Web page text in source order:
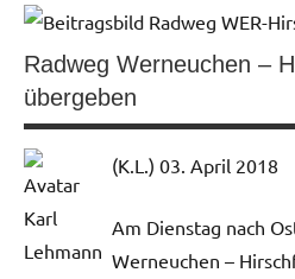
Radweg Werneuchen –
übergeben
(K.L.) 03. April 2018
Am Dienstag nach
Werneuchen –